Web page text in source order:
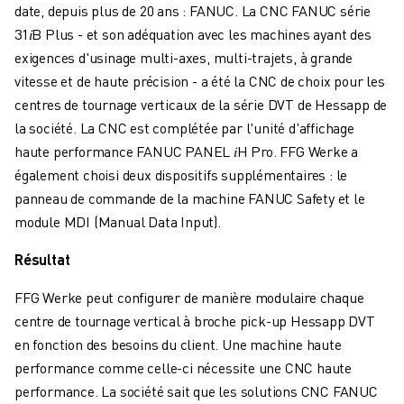
A PROPOS DE FANUC
FANUC EN EUROPE
NOS SITES
DÉVELOPPEMENT DURABLE
FAÇONNEZ VOTRE AVENIR AVEC FANUC
REJOIGNEZ-NOUS
CONTACT
CONTACT
LOCALISATION DES SITES
IMPRESSION
date, depuis plus de 20 ans : FANUC. La CNC FANUC série
31𝑖B Plus - et son adéquation avec les machines ayant des
exigences d'usinage multi-axes, multi-trajets, à grande
vitesse et de haute précision - a été la CNC de choix pour les
centres de tournage verticaux de la série DVT de Hessapp de
la société. La CNC est complétée par l'unité d'affichage
haute performance FANUC PANEL 𝑖H Pro. FFG Werke a
également choisi deux dispositifs supplémentaires : le
panneau de commande de la machine FANUC Safety et le
module MDI (Manual Data Input).
Résultat
FFG Werke peut configurer de manière modulaire chaque
centre de tournage vertical à broche pick-up Hessapp DVT
en fonction des besoins du client. Une machine haute
performance comme celle-ci nécessite une CNC haute
performance. La société sait que les solutions CNC FANUC